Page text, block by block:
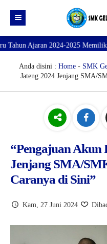
Beranda
Profil
SARANA PRASARANA
DATA GURU
Ajaran 2024-2025 Memiliki 7
Anda disini : Home - SMK
Jateng 2024 Jenjang SMA/
“Pengajuan Akun
Jenjang SMA/
Caranya di Sini”
Kam, 27 Juni 2024